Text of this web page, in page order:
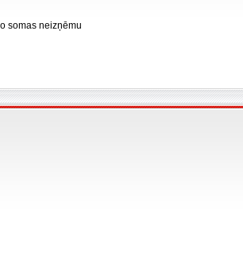
somas neizņēmu